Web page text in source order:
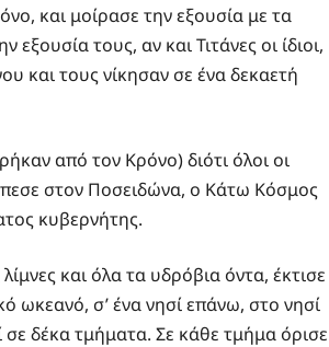
και μοίρασε την εξουσία με τα
τους, αν και Τιτάνες οι ίδιοι,
και τους νίκησαν σε ένα δεκαετή
από τον Κρόνο) διότι όλοι οι
στον Ποσειδώνα, ο Κάτω Κόσμος
κυβερνήτης.
και όλα τα υδρόβια όντα, έκτισε
ωκεανό, σ’ ένα νησί επάνω, στο νησί
σε δέκα τμήματα. Σε κάθε τμήμα όρισε